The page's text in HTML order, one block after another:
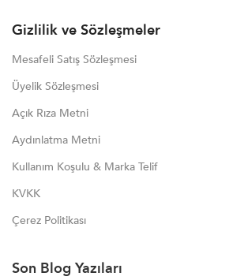
Gizlilik ve Sözleşmeler
Mesafeli Satış Sözleşmesi
Üyelik Sözleşmesi
Açık Rıza Metni
Aydınlatma Metni
Kullanım Koşulu & Marka Telif
KVKK
Çerez Politikası
Son Blog Yazıları